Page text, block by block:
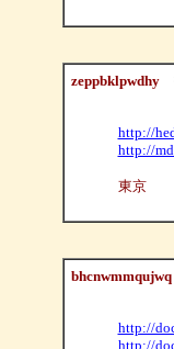
zeppbklpwdhy
http://
http://
東京
bhcnwmmqujwq
http://
http://